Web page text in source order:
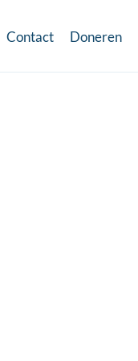
Contact Doneren